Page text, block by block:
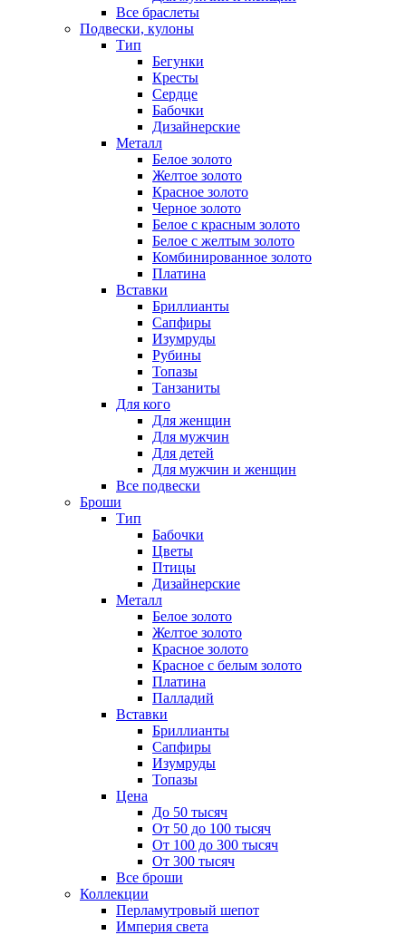
Все браслеты
Подвески, кулоны
Тип
Бегунки
Кресты
Сердце
Бабочки
Дизайнерские
Металл
Белое золото
Желтое золото
Красное золото
Черное золото
Белое с красным золото
Белое с желтым золото
Комбинированное золото
Платина
Вставки
Бриллианты
Сапфиры
Изумруды
Рубины
Топазы
Танзаниты
Для кого
Для женщин
Для мужчин
Для детей
Для мужчин и женщин
Все подвески
Броши
Тип
Бабочки
Цветы
Птицы
Дизайнерские
Металл
Белое золото
Желтое золото
Красное золото
Красное с белым золото
Платина
Палладий
Вставки
Бриллианты
Сапфиры
Изумруды
Топазы
Цена
До 50 тысяч
От 50 до 100 тысяч
От 100 до 300 тысяч
От 300 тысяч
Все броши
Коллекции
Перламутровый шепот
Империя света